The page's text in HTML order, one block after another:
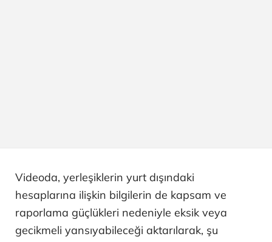
Videoda, yerleşiklerin yurt dışındaki
hesaplarına ilişkin bilgilerin de kapsam ve
raporlama güçlükleri nedeniyle eksik veya
gecikmeli yansıyabileceği aktarılarak, şu